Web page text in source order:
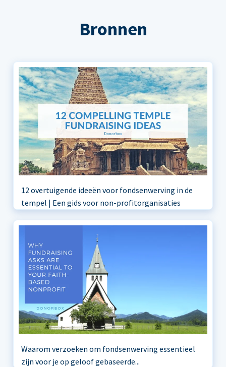
Bronnen
12 overtuigende ideeën voor fondsenwerving in de
tempel | Een gids voor non-profitorganisaties
Waarom verzoeken om fondsenwerving essentieel
zijn voor je op geloof gebaseerde...